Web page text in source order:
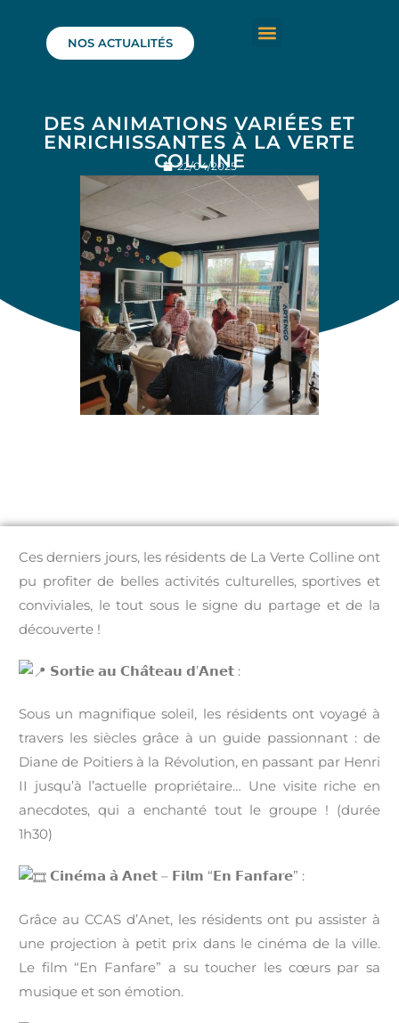
NOS ACTUALITÉS
DES ANIMATIONS VARIÉES ET
ENRICHISSANTES À LA VERTE
COLLINE
22/04/2025
Ces derniers jours, les résidents de La Verte Colline ont
pu profiter de belles activités culturelles, sportives et
conviviales, le tout sous le signe du partage et de la
découverte !
𝗦𝗼𝗿𝘁𝗶𝗲 𝗮𝘂 𝗖𝗵𝗮̂𝘁𝗲𝗮𝘂 𝗱’𝗔𝗻𝗲𝘁 :
Sous un magnifique soleil, les résidents ont voyagé à
travers les siècles grâce à un guide passionnant : de
Diane de Poitiers à la Révolution, en passant par Henri
II jusqu’à l’actuelle propriétaire… Une visite riche en
anecdotes, qui a enchanté tout le groupe ! (durée
1h30)
𝗖𝗶𝗻𝗲́𝗺𝗮 𝗮̀ 𝗔𝗻𝗲𝘁 – 𝗙𝗶𝗹𝗺 “𝗘𝗻 𝗙𝗮𝗻𝗳𝗮𝗿𝗲” :
Grâce au CCAS d’Anet, les résidents ont pu assister à
une projection à petit prix dans le cinéma de la ville.
Le film “En Fanfare” a su toucher les cœurs par sa
musique et son émotion.